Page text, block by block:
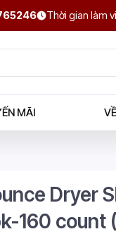
Thời gian làm
MÃI
Dryer
160 count